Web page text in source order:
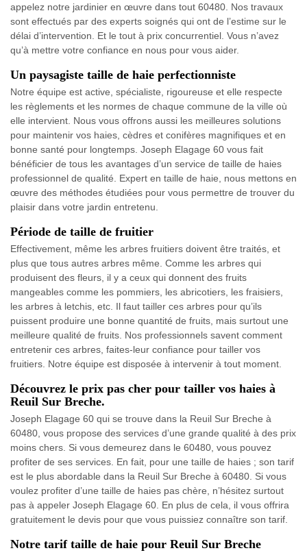
appelez notre jardinier en œuvre dans tout 60480. Nos travaux
sont effectués par des experts soignés qui ont de l’estime sur le
délai d’intervention. Et le tout à prix concurrentiel. Vous n’avez
qu’à mettre votre confiance en nous pour vous aider.
Un paysagiste taille de haie perfectionniste
Notre équipe est active, spécialiste, rigoureuse et elle respecte
les règlements et les normes de chaque commune de la ville où
elle intervient. Nous vous offrons aussi les meilleures solutions
pour maintenir vos haies, cèdres et conifères magnifiques et en
bonne santé pour longtemps. Joseph Elagage 60 vous fait
bénéficier de tous les avantages d’un service de taille de haies
professionnel de qualité. Expert en taille de haie, nous mettons en
œuvre des méthodes étudiées pour vous permettre de trouver du
plaisir dans votre jardin entretenu.
Période de taille de fruitier
Effectivement, même les arbres fruitiers doivent être traités, et
plus que tous autres arbres même. Comme les arbres qui
produisent des fleurs, il y a ceux qui donnent des fruits
mangeables comme les pommiers, les abricotiers, les fraisiers,
les arbres à letchis, etc. Il faut tailler ces arbres pour qu’ils
puissent produire une bonne quantité de fruits, mais surtout une
meilleure qualité de fruits. Nos professionnels savent comment
entretenir ces arbres, faites-leur confiance pour tailler vos
fruitiers. Notre équipe est disposée à intervenir à tout moment.
Découvrez le prix pas cher pour tailler vos haies à
Reuil Sur Breche.
Joseph Elagage 60 qui se trouve dans la Reuil Sur Breche à
60480, vous propose des services d’une grande qualité à des prix
moins chers. Si vous demeurez dans le 60480, vous pouvez
profiter de ses services. En fait, pour une taille de haies ; son tarif
est le plus abordable dans la Reuil Sur Breche à 60480. Si vous
voulez profiter d’une taille de haies pas chère, n’hésitez surtout
pas à appeler Joseph Elagage 60. En plus de cela, il vous offrira
gratuitement le devis pour que vous puissiez connaître son tarif.
Notre tarif taille de haie pour Reuil Sur Breche